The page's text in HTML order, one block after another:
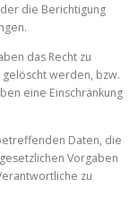
die Berichtigung
das Recht zu
werden, bzw.
eine Einschränkung
Daten, die
Vorgaben
zu